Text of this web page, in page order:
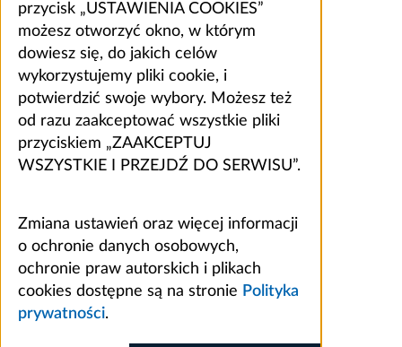
przycisk „USTAWIENIA COOKIES”
możesz otworzyć okno, w którym
dowiesz się, do jakich celów
wykorzystujemy pliki cookie, i
potwierdzić swoje wybory. Możesz też
od razu zaakceptować wszystkie pliki
przyciskiem „ZAAKCEPTUJ
WSZYSTKIE I PRZEJDŹ DO SERWISU”.
Zmiana ustawień oraz więcej informacji
o ochronie danych osobowych,
ochronie praw autorskich i plikach
cookies dostępne są na stronie Polityka
prywatności.